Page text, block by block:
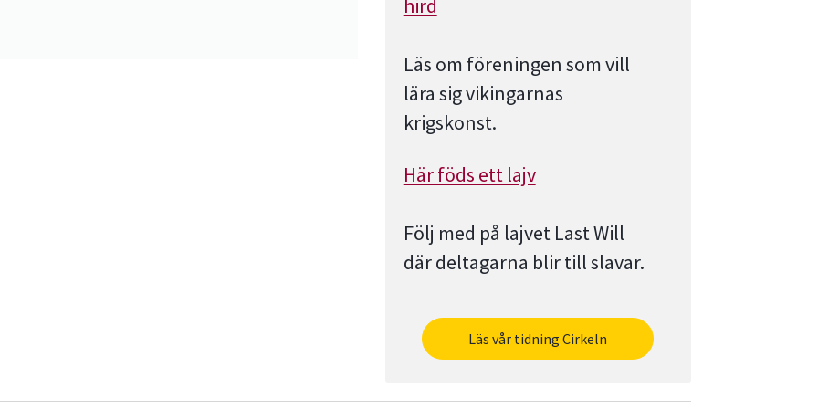
hird
Läs om föreningen som vill
lära sig vikingarnas
krigskonst.
Här föds ett lajv
Följ med på lajvet Last Will
där deltagarna blir till slavar.
Läs vår tidning Cirkeln